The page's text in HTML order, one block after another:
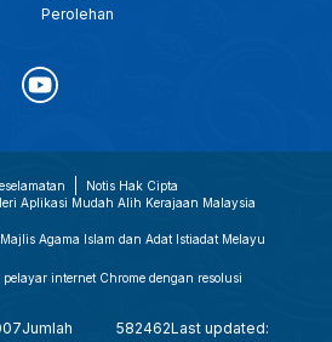
Perolehan
Notis Hak Cipta
Aplikasi Mudah Alih Kerajaan Malaysia
Agama Islam dan Adat Istiadat Melayu
internet Chrome dengan resolusi
Jumlah 582462Last updated: